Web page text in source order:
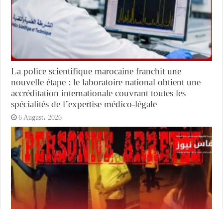
La police scientifique marocaine franchit une
nouvelle étape : le laboratoire national obtient une
accréditation internationale couvrant toutes les
spécialités de l’expertise médico-légale
6 August، 2026